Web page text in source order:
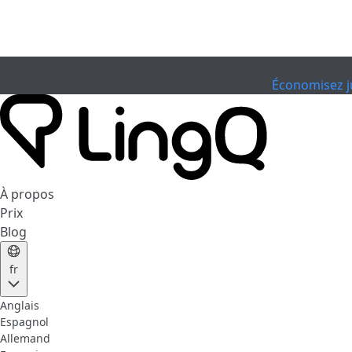
Économisez
À propos
Prix
Blog
fr
Anglais
Espagnol
Allemand